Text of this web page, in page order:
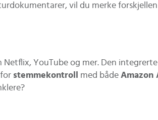
vil du merke
YouTube og mer. Den
stemmekontroll med både Amazon